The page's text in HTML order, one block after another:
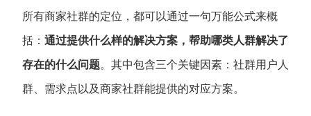
培训课程
私域课程 新零售内参
所有商家社群的定位，都可以通过一句万能公式来概
括： 通过提供什么样的解决方案，帮助哪类人群解决了
存在的什么问题。其中包含三个关键因素：社群用户人
群、需求点以及商家社群能提供的对应方案。